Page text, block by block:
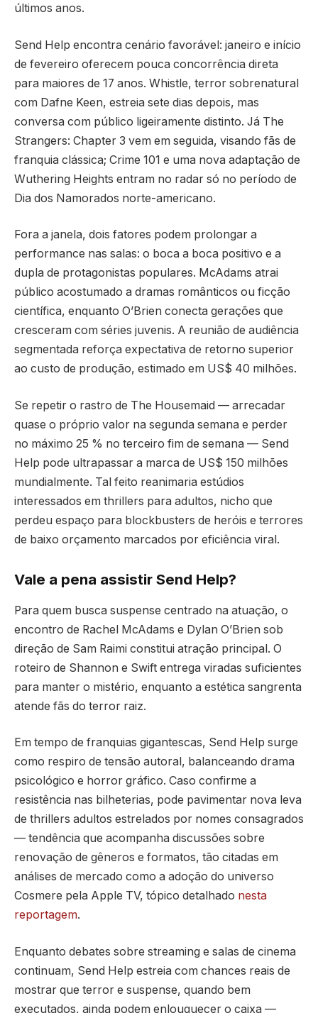
últimos anos.
Send Help encontra cenário favorável: janeiro e início
de fevereiro oferecem pouca concorrência direta
para maiores de 17 anos. Whistle, terror sobrenatural
com Dafne Keen, estreia sete dias depois, mas
conversa com público ligeiramente distinto. Já The
Strangers: Chapter 3 vem em seguida, visando fãs de
franquia clássica; Crime 101 e uma nova adaptação de
Wuthering Heights entram no radar só no período de
Dia dos Namorados norte-americano.
Fora a janela, dois fatores podem prolongar a
performance nas salas: o boca a boca positivo e a
dupla de protagonistas populares. McAdams atrai
público acostumado a dramas românticos ou ficção
científica, enquanto O’Brien conecta gerações que
cresceram com séries juvenis. A reunião de audiência
segmentada reforça expectativa de retorno superior
ao custo de produção, estimado em US$ 40 milhões.
Se repetir o rastro de The Housemaid — arrecadar
quase o próprio valor na segunda semana e perder
no máximo 25 % no terceiro fim de semana — Send
Help pode ultrapassar a marca de US$ 150 milhões
mundialmente. Tal feito reanimaria estúdios
interessados em thrillers para adultos, nicho que
perdeu espaço para blockbusters de heróis e terrores
de baixo orçamento marcados por eficiência viral.
Vale a pena assistir Send Help?
Para quem busca suspense centrado na atuação, o
encontro de Rachel McAdams e Dylan O’Brien sob
direção de Sam Raimi constitui atração principal. O
roteiro de Shannon e Swift entrega viradas suficientes
para manter o mistério, enquanto a estética sangrenta
atende fãs do terror raiz.
Em tempo de franquias gigantescas, Send Help surge
como respiro de tensão autoral, balanceando drama
psicológico e horror gráfico. Caso confirme a
resistência nas bilheterias, pode pavimentar nova leva
de thrillers adultos estrelados por nomes consagrados
— tendência que acompanha discussões sobre
renovação de gêneros e formatos, tão citadas em
análises de mercado como a adoção do universo
Cosmere pela Apple TV, tópico detalhado nesta
reportagem.
Enquanto debates sobre streaming e salas de cinema
continuam, Send Help estreia com chances reais de
mostrar que terror e suspense, quando bem
executados, ainda podem enlouquecer o caixa —